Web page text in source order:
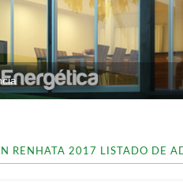
RENHATA 2017 LISTADO DE